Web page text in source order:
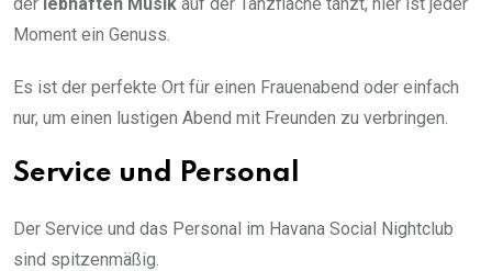
Moment ein Genuss.
Es ist der perfekte Ort für einen Frauenabend oder einfach
nur, um einen lustigen Abend mit Freunden zu verbringen.
Service und Personal
Der Service und das Personal im Havana Social Nightclub
sind spitzenmäßig.